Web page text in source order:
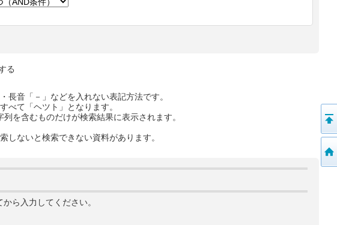
る
音「－」などを入れない表記方法です。
べて「ヘツト」となります。
を含むものだけが検索結果に表示されます。
しないと検索できない資料があります。
ら入力してください。